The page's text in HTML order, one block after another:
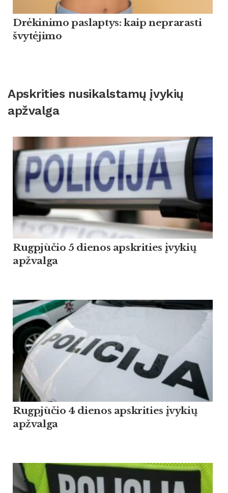
Drėkinimo paslaptys: kaip neprarasti
švytėjimo
Apskrities nusikalstamų įvykių
apžvalga
Rugpjūčio 5 dienos apskrities įvykių
apžvalga
Rugpjūčio 4 dienos apskrities įvykių
apžvalga